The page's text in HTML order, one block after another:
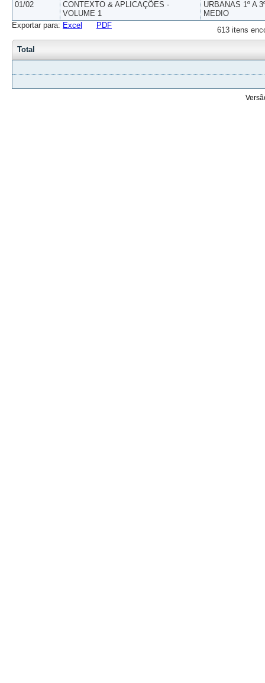
01/02
CONTEXTO & APLICAÇÕES -
VOLUME 1
URBANAS 1º A
MEDIO
613 itens
Exportar para: Excel PDF
Total